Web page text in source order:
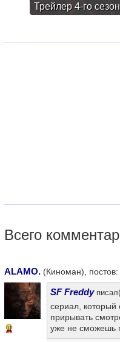
Трейлер 4-го
Всего
ALAMO. (Киноман),
11
SF Freddy
сериал, который
прирывать
уже не сможешь